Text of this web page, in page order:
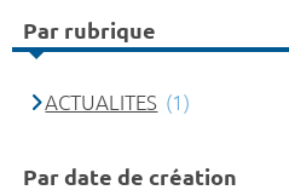
Par rubrique
ACTUALITES (1)
Par date de création